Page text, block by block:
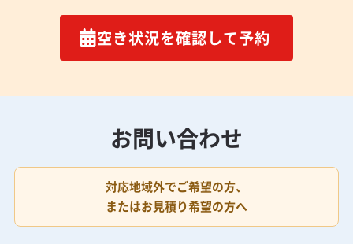
空き状況を確認して予約
お問い合わせ
対応地域外でご希望の方、
またはお見積り希望の方へ